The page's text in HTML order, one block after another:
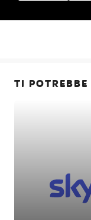
TI POTREBBE